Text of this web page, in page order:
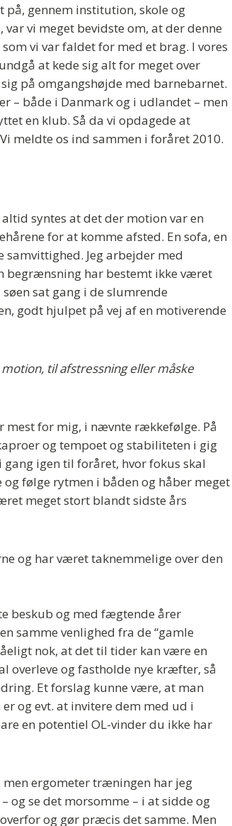
gennem institution, skole og
vi meget bevidste om, at der denne
vi var faldet for med et brag. I vores
at kede sig alt for meget over
på omgangshøjde med barnebarnet.
– både i Danmark og i udlandet – men
en klub. Så da vi opdagede at
meldte os ind sammen i foråret 2010.
syntes at det der motion var en
for at komme afsted. En sofa, en
Jeg arbejder med
begrænsning har bestemt ikke været
sat gang i de slumrende
godt hjulpet på vej af en motiverende
til afstressning eller måske
mest for mig, i nævnte rækkefølge. På
og tempoet og stabiliteten i gig
igen til foråret, hvor fokus skal
følge rytmen i båden og håber meget
meget stort blandt sidste års
og har været taknemmelige over den
beskub og med fægtende årer
samme venlighed fra de “gamle
nok, at det til tider kan være en
overleve og fastholde nye kræfter, så
Et forslag kunne være, at man
og evt. at invitere dem med ud i
en potentiel OL-vinder du ikke har
ergometer træningen har jeg
og se det morsomme – i at sidde og
og gør præcis det samme. Men